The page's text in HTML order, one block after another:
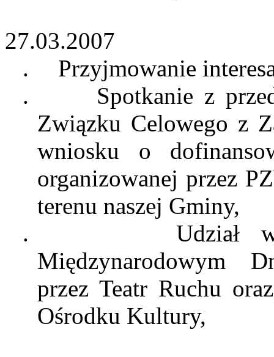
27.03.2007
.
Przyjmowanie
.
Spotkanie z
Związku Celowego z
wniosku o
organizowanej przez
terenu naszej Gminy,
.
Udział
Międzynarodowym
przez Teatr Ruchu
Ośrodku Kultury,